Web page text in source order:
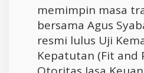
memimpin masa
bersama Agus
resmi lulus Uji
Kepatutan (Fit and